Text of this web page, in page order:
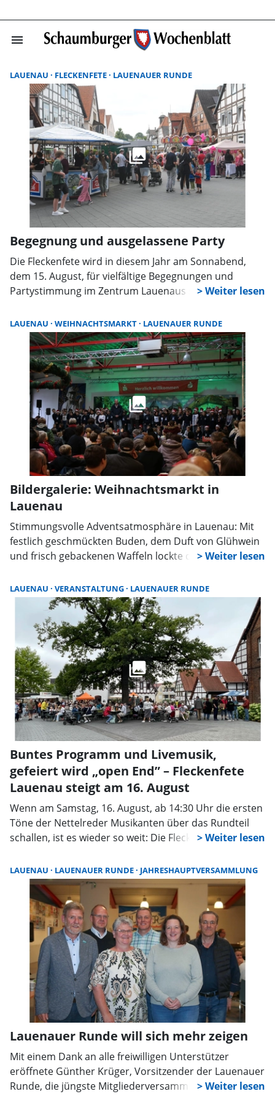
menu
LAUENAU FLECKENFETE LAUENAUER RUNDE
Begegnung und ausgelassene Party
Die Fleckenfete wird in diesem Jahr am Sonnabend,
dem 15. August, für vielfältige Begegnungen und
Partystimmung im Zentrum Lauenaus sorgen. Das
breitgefächertes Programm auf die Beine, das von
Cheersport-Akrobatik bis zum Live-Band-Auftritt reicht.
LAUENAU WEIHNACHTSMARKT LAUENAUER RUNDE
Bildergalerie: Weihnachtsmarkt in
Lauenau
Stimmungsvolle Adventsatmosphäre in Lauenau: Mit
festlich geschmückten Buden, dem Duft von Glühwein
und frisch gebackenen Waffeln lockte der Lauenauer
Besucherinnen und Besucher an. Auf dem Platz rund
um das Sägewerk sorgten Vereine, Kunsthandwerker
und lokale Anbieter für eine gemütliche
Adventsstimmung. Eingeladen hatte der
Gewerbeverein Lauenauer Runde.
LAUENAU VERANSTALTUNG LAUENAUER RUNDE
Buntes Programm und Livemusik,
gefeiert wird „open End” – Fleckenfete
Lauenau steigt am 16. August
Wenn am Samstag, 16. August, ab 14:30 Uhr die ersten
Töne der Nettelreder Musikanten über das Rundteil
schallen, ist es wieder so weit: Die Fleckenfete
Festmeile. Organisiert von der Lauenauer Runde,
bietet das traditionsreiche Straßenfest ein
abwechslungsreiches Programm für alle Generationen
mit abwechslungsreicher Musik, Unterhaltung,
Kulinarik und sicherlich wieder vielen Begegnungen.
LAUENAU LAUENAUER RUNDE JAHRESHAUPTVERSAMMLUNG
Lauenauer Runde will sich mehr zeigen
Mit einem Dank an alle freiwilligen Unterstützer
eröffnete Günther Krüger, Vorsitzender der Lauenauer
Runde, die jüngste Mitgliederversammlung im